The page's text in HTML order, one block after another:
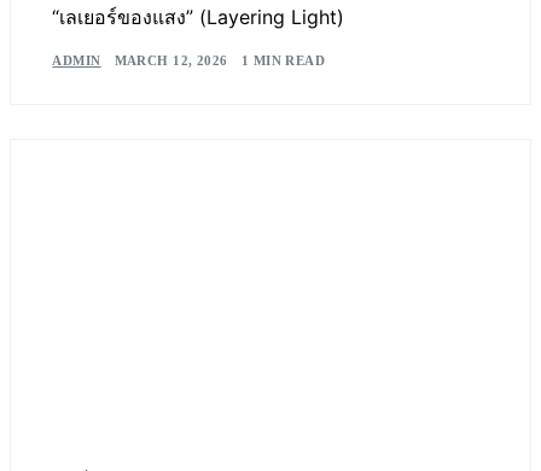
“เลเยอร์ของแสง” (Layering Light)
ADMIN MARCH 12, 2026 1 MIN READ